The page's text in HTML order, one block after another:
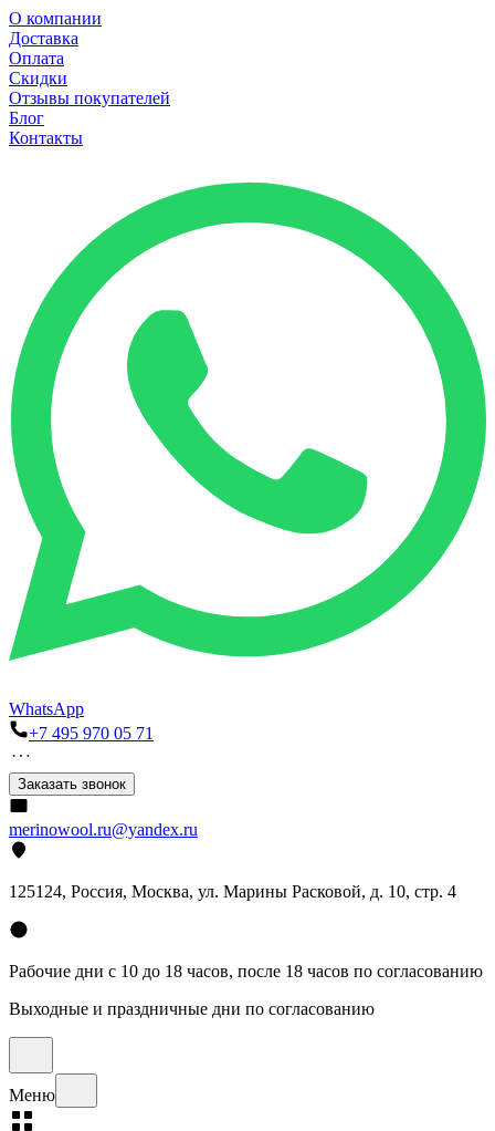
О компании
Доставка
Оплата
Скидки
Отзывы покупателей
Блог
Контакты
WhatsApp
+7 495 970 05 71
Заказать звонок
merinowool.ru@yandex.ru
125124, Россия, Москва, ул. Марины Расковой, д. 10, стр. 4
Рабочие дни с 10 до 18 часов, после 18 часов по согласованию
Выходные и праздничные дни по согласованию
Меню